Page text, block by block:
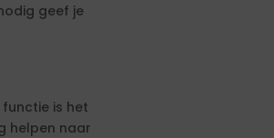
geef je
is het
helpen naar